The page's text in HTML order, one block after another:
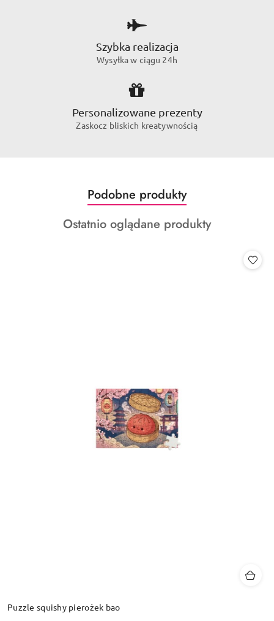
Szybka realizacja
Wysyłka w ciągu 24h
Personalizowane prezenty
Zaskocz bliskich kreatywnością
Pomiń karuzelę produktów
Produkty
o
statusie:
Podobne produkty
Produkty
Ostatnio oglądane produkty
Puzzle squishy pierożek bao